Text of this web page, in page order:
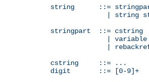
string      ::=
| string
stringpart  ::= cstring
              | variable
cstring     ::= ...
digit       ::= [0-9]+